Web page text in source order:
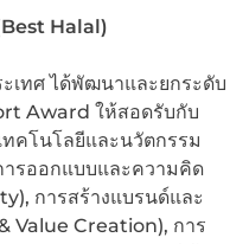
Halal)
เทศ ได้พัฒนาและยกระดับ
Award ให้สอดรับกับ
ทคโนโลยีและนวัตกรรม
รออกแบบและความคิด
การสร้างแบรนด์และ
Value Creation), การ